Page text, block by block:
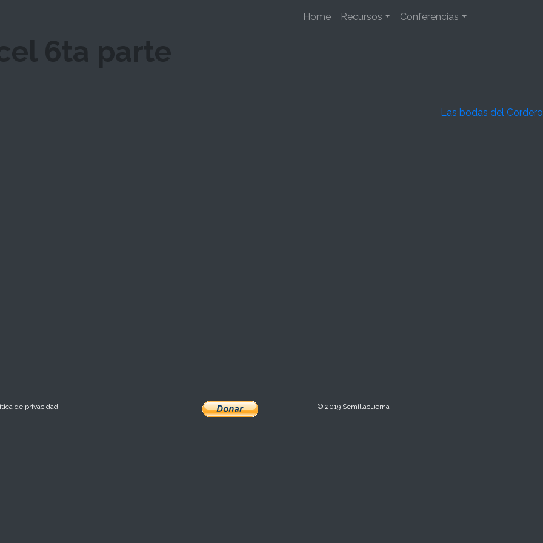
Home Recursos Conferencias
6ta parte
Las bodas del Cordero
de privacidad © 2019 Semillacuerna